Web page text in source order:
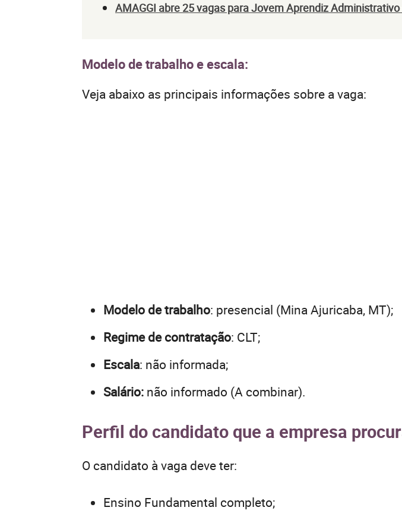
AMAGGI abre 25 vagas para Jovem Aprendiz
Modelo de trabalho e escala:
Veja abaixo as principais informações sobre a vaga:
Modelo de trabalho: presencial (Mina Ajuricaba, MT);
Regime de contratação: CLT;
Escala: não informada;
Salário: não informado (A combinar).
Perfil do candidato que a empresa
O candidato à vaga deve ter:
Ensino Fundamental completo;